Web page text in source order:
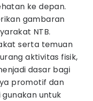
ke depan.
gambaran
NTB.
serta temuan
aktivitas fisik,
dasar bagi
promotif dan
untuk